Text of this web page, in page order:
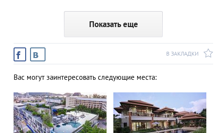
Показать еще
В ЗАКЛАДКИ
Вас могут заинтересовать следующие места: